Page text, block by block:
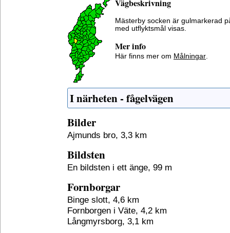
Vägbeskrivning
Mästerby socken är gulmarkerad
med utflyktsmål visas.
Mer info
Här finns mer om Målningar.
I närheten - fågelvägen
Bilder
Ajmunds bro, 3,3 km
Bildsten
En bildsten i ett änge, 99 m
Fornborgar
Binge slott, 4,6 km
Fornborgen i Väte, 4,2 km
Långmyrsborg, 3,1 km